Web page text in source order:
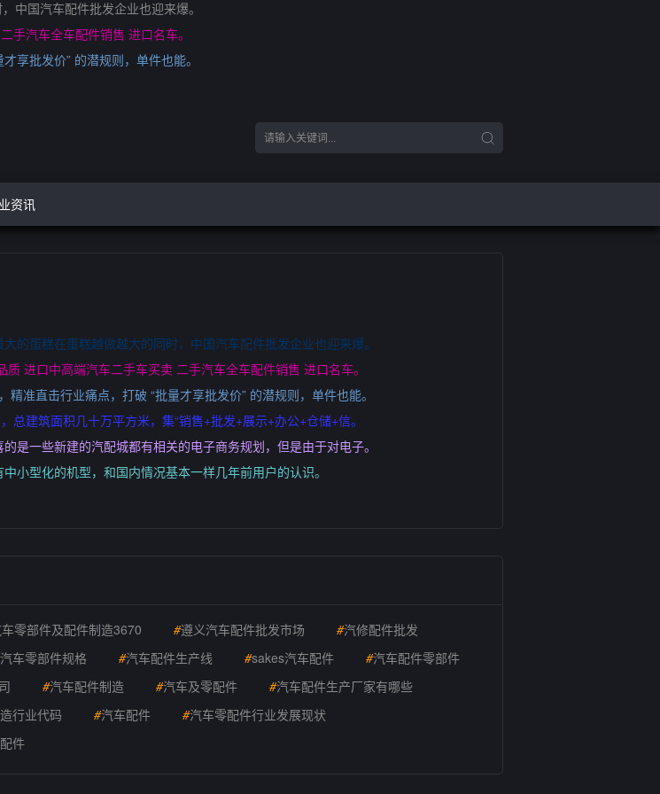
中国汽车配件批发企业也迎来爆。
手汽车全车配件销售 进口名车。
享批发价” 的潜规则，单件也能。
资讯
的蛋糕在蛋糕越做越大的同时，中国汽车配件批发企业也迎来爆。
进口中高端汽车二手车买卖 二手汽车全车配件销售 进口名车。
准直击行业痛点，打破 “批量才享批发价” 的潜规则，单件也能。
建筑面积几十万平方米，集“销售+批发+展示+办公+仓储+信。
是一些新建的汽配城都有相关的电子商务规划，但是由于对电子。
小型化的机型，和国内情况基本一样几年前用户的认识。
零部件及配件制造3670 #遵义汽车配件批发市场 #汽修配件批发
汽车零部件规格 #汽车配件生产线 #sakes汽车配件 #汽车配件零部件
#汽车配件制造 #汽车及零配件 #汽车配件生产厂家有哪些
行业代码 #汽车配件 #汽车零配件行业发展现状
件